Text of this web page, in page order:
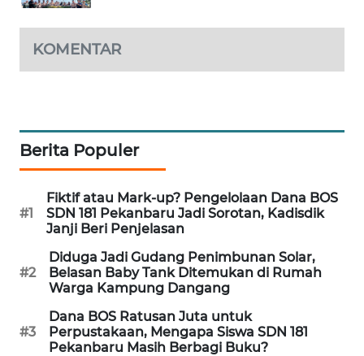
KOMENTAR
Berita Populer
#1
Fiktif atau Mark-up? Pengelolaan Dana BOS
SDN 181 Pekanbaru Jadi Sorotan, Kadisdik
Janji Beri Penjelasan
#2
Diduga Jadi Gudang Penimbunan Solar,
Belasan Baby Tank Ditemukan di Rumah
Warga Kampung Dangang
#3
Dana BOS Ratusan Juta untuk
Perpustakaan, Mengapa Siswa SDN 181
Pekanbaru Masih Berbagi Buku?
METRO
SIANTAR
NEWS
METRO
MEDAN
NEWS
METRO
JAKARTA
NEWS